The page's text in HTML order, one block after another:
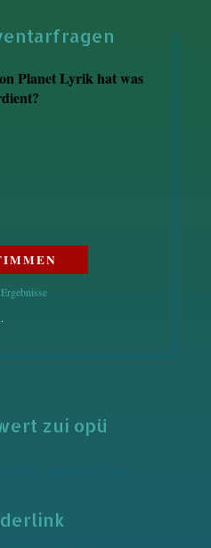
Planet Lyrik hat was
zui opü